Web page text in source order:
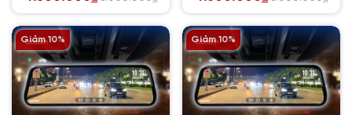
Giảm 10% Giảm 10%